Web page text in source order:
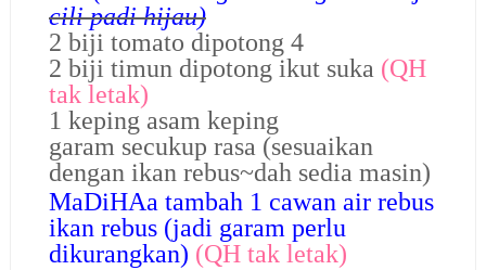
cili padi hijau)
2 biji tomato dipotong 4
2 biji timun dipotong ikut suka (QH
tak letak)
1 keping asam keping
garam secukup rasa (sesuaikan
dengan ikan rebus~dah sedia masin)
MaDiHAa tambah 1 cawan air rebus
ikan rebus (jadi garam perlu
dikurangkan) (QH tak letak)